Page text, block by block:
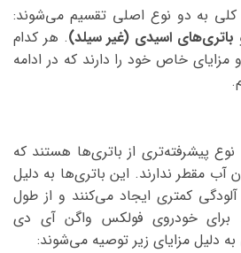
کلی به دو نوع اصلی تقسیم می‌شوند:
باتری‌های اسیدی (غیر سیلد). هر کدام
مزایای خاص خود را دارند که در ادامه
پیشرفته‌تری از باتری‌ها هستند که
آب مقطر ندارند. این باتری‌ها به دلیل
کمتری ایجاد می‌کنند و از طول
برای خودروی فولکس واگن آی دی
دلیل مزایای زیر توصیه می‌شوند: